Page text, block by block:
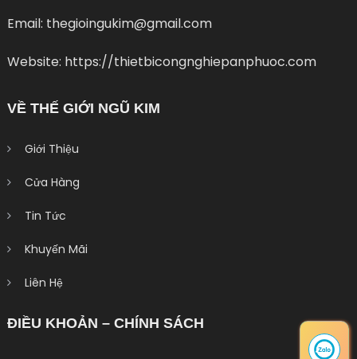
Email: thegioingukim@gmail.com
Website: https://thietbicongnghiepanphuoc.com
VỀ THẾ GIỚI NGŨ KIM
Giới Thiệu
Cửa Hàng
Tin Tức
Khuyến Mãi
Liên Hệ
ĐIỀU KHOẢN – CHÍNH SÁCH